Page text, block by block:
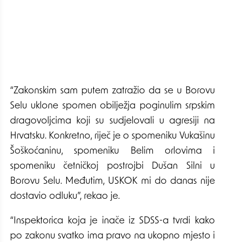
“Zakonskim sam putem zatražio da se u Borovu
Selu uklone spomen obilježja poginulim srpskim
dragovoljcima koji su sudjelovali u agresiji na
Hrvatsku. Konkretno, riječ je o spomeniku Vukašinu
Šoškoćaninu, spomeniku Belim orlovima i
spomeniku četničkoj postrojbi Dušan Silni u
Borovu Selu. Međutim, USKOK mi do danas nije
dostavio odluku”, rekao je.
“Inspektorica koja je inače iz SDSS-a tvrdi kako
po zakonu svatko ima pravo na ukopno mjesto i